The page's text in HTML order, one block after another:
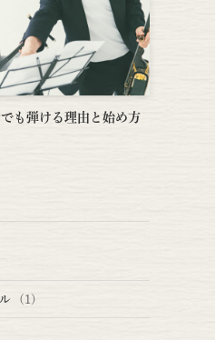
も弾ける理由と始め方
(1)